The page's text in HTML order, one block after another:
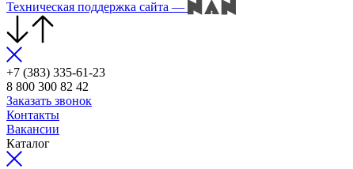
Техническая поддержка сайта —
+7 (383) 335-61-23
8 800 300 82 42
Заказать звонок
Контакты
Вакансии
Каталог